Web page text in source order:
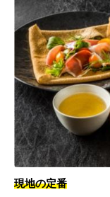
現地の定番